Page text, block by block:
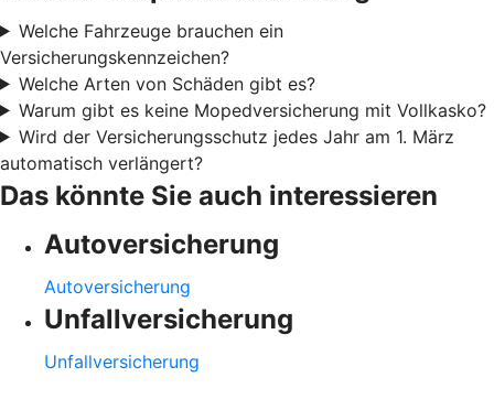
Welche Fahrzeuge brauchen ein
Versicherungskennzeichen?
Welche Arten von Schäden gibt es?
Warum gibt es keine Mopedversicherung mit Vollkasko?
Wird der Versicherungsschutz jedes Jahr am 1. März
automatisch verlängert?
Das könnte Sie auch interessieren
Autoversicherung
Autoversicherung
Unfallversicherung
Unfallversicherung